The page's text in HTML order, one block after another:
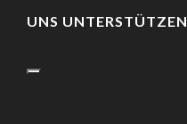
UNS UNTERSTÜTZEN